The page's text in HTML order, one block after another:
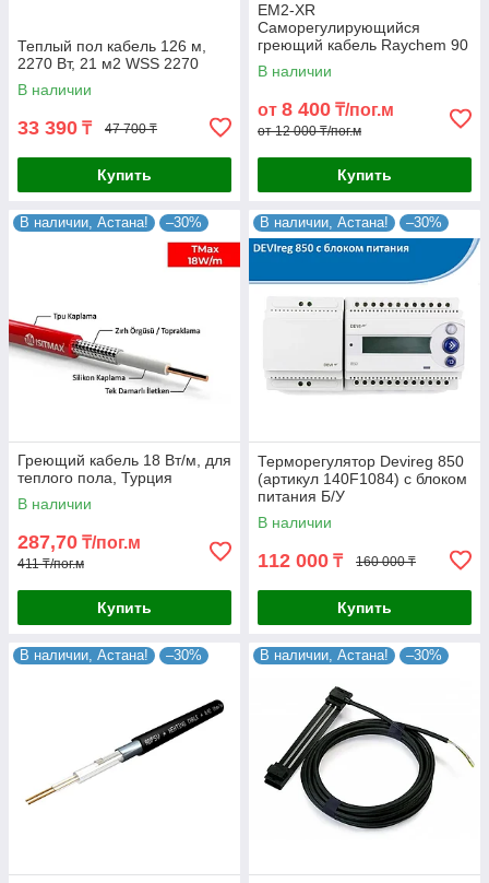
Теплый пол кабель 126 м,
2270 Вт, 21 м2 WSS 2270
В наличии
33 390 ₸ 47 700 ₸
Купить
EM2-XR
Саморегулирующийся
греющий кабель Raychem 90
Вт/м
В наличии
от 8 400 ₸/пог.м
от 12 000 ₸/пог.м
Купить
В наличии, Астана! –30%
Греющий кабель 18 Вт/м, для
теплого пола, Турция
В наличии
287,70 ₸/пог.м
411 ₸/пог.м
Купить
В наличии, Астана! –30%
Терморегулятор Devireg 850
(артикул 140F1084) с блоком
питания Б/У
В наличии
112 000 ₸ 160 000 ₸
Купить
В наличии, Астана! –30% В наличии, Астана! –30%